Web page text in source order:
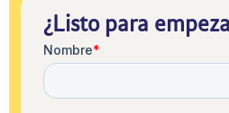
¿Listo para